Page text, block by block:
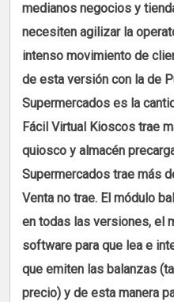
medianos negocios y
necesiten agilizar la
intenso movimiento de
de esta versión con la de
Supermercados es la
Fácil Virtual Kioscos trae
quiosco y almacén
Supermercados trae más
Venta no trae. El módulo
en todas las versiones, el
software para que lea e
que emiten las balanzas
precio) y de esta manera